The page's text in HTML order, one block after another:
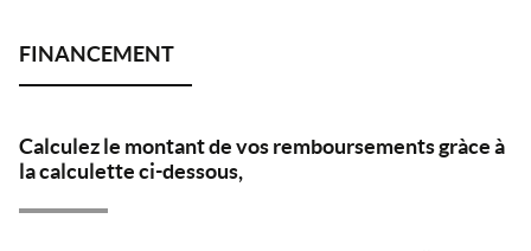
Calculez le montant de vos remboursements gràce à
la calculette ci-dessous,